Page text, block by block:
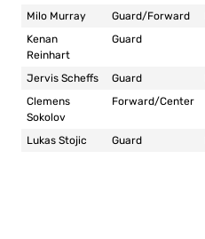
Milo Murray
Guard/Forward
Kenan
Reinhart
Guard
Jervis Scheffs Guard
Clemens
Sokolov
Forward/Center
Lukas Stojic Guard